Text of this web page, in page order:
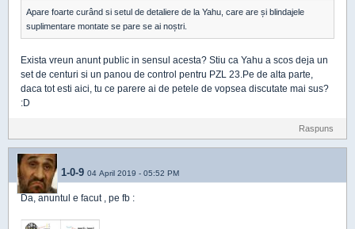
Apare foarte curând si setul de detaliere de la Yahu, care are și blindajele
suplimentare montate se pare se ai noștri.
Exista vreun anunt public in sensul acesta? Stiu ca Yahu a scos deja un
set de centuri si un panou de control pentru PZL 23.Pe de alta parte,
daca tot esti aici, tu ce parere ai de petele de vopsea discutate mai sus?
:D
Raspuns
1-0-9 04 April 2019 - 05:52 PM
Da, anuntul e facut , pe fb :